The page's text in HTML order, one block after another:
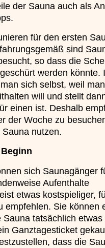
der Sauna auch als
für den ersten
sind
so dass die
werden könnte.
sich selbst, weil
will und stellt
einen ist. Deshalb
der Woche zu
nutzen.
sich Saunagänger
Aufenthalte
etwas kostspieliger,
empfehlen. Sie können
tatsächlich etwas
Ganztagesticket
dass die
»»»